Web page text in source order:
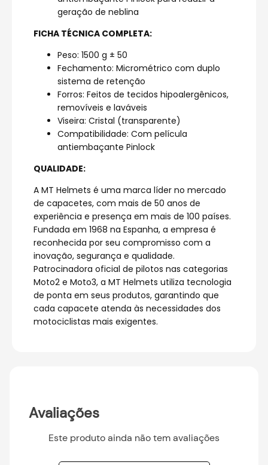
geração de neblina
FICHA TÉCNICA COMPLETA:
Peso: 1500 g ± 50
Fechamento: Micrométrico com duplo
sistema de retenção
Forros: Feitos de tecidos hipoalergênicos,
removíveis e laváveis
Viseira: Cristal (transparente)
Compatibilidade: Com película
antiembaçante Pinlock
QUALIDADE:
A MT Helmets é uma marca líder no mercado
de capacetes, com mais de 50 anos de
experiência e presença em mais de 100 países.
Fundada em 1968 na Espanha, a empresa é
reconhecida por seu compromisso com a
inovação, segurança e qualidade.
Patrocinadora oficial de pilotos nas categorias
Moto2 e Moto3, a MT Helmets utiliza tecnologia
de ponta em seus produtos, garantindo que
cada capacete atenda às necessidades dos
motociclistas mais exigentes.
Avaliações
Este produto ainda não tem avaliações